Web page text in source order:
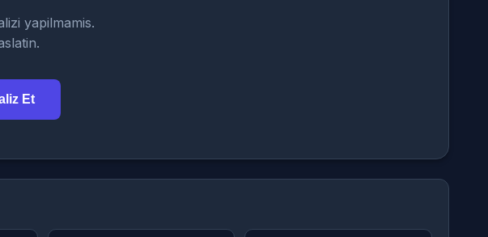
yapilmamis.
Et